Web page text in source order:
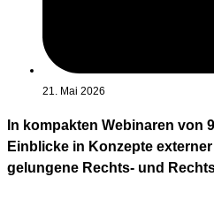
21. Mai 2026
In kompakten Webinaren von
Einblicke in Konzepte
gelungene Rechts- und